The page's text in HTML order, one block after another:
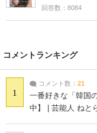
回答数：8084
コメントランキング
1
コメント数： 21
一番好きな「韓国
中】 | 芸能人 ねと